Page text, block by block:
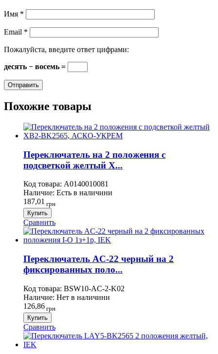
Имя *
Email *
Пожалуйста, введите ответ цифрами:
десять − восемь =
Похожие товары
Переключатель на 2 положения с
подсветкой желтый X...
Код товара: A0140010081
Наличие: Есть в наличини
187,01 грн
Купить
Сравнить
Переключатель AC-22 черный на 2
фиксированных поло...
Код товара: BSW10-AC-2-K02
Наличие: Нет в наличини
126,86 грн
Купить
Сравнить